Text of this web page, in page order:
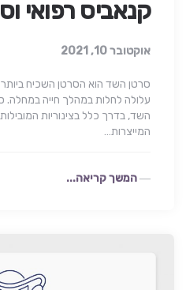
קנאביס רפואי
אוקטובר 10, 2021
סרטן השד הוא הסרטן השכיח
עלולה לחלות במהלך חייה
השד, בדרך כלל בצינוריות
המייצרות…
המשך קריאה...